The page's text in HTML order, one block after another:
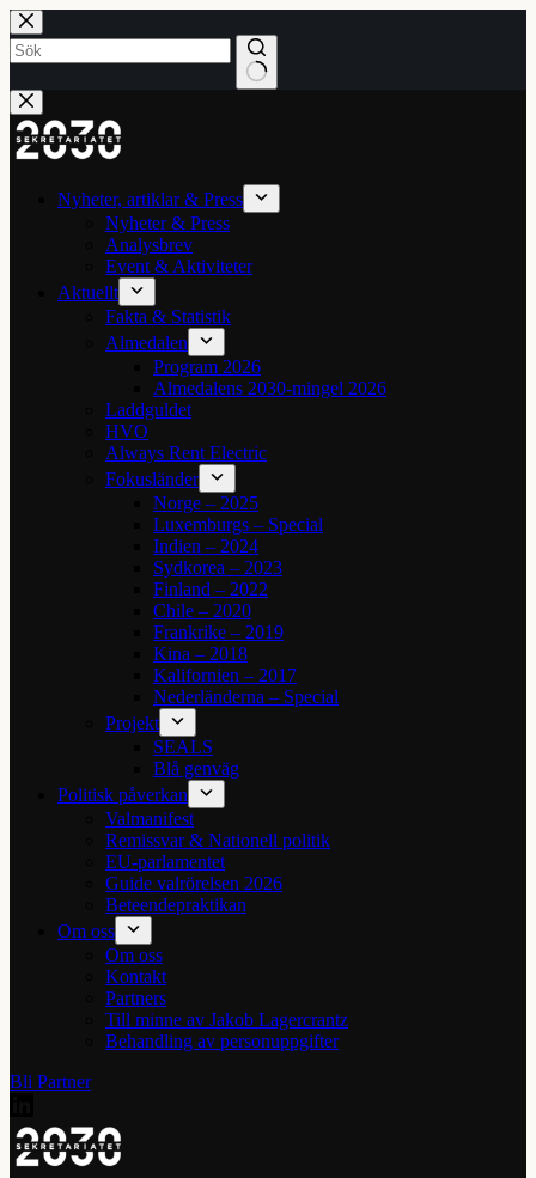
Hoppa
till
innehåll
Inga
resultat
Nyheter, artiklar & Press
Nyheter & Press
Analysbrev
Event & Aktiviteter
Aktuellt
Fakta & Statistik
Almedalen
Program 2026
Almedalens 2030-mingel 2026
Laddguldet
HVO
Always Rent Electric
Fokusländer
Norge – 2025
Luxemburgs – Special
Indien – 2024
Sydkorea – 2023
Finland – 2022
Chile – 2020
Frankrike – 2019
Kina – 2018
Kalifornien – 2017
Nederländerna – Special
Projekt
SEALS
Blå genväg
Politisk påverkan
Valmanifest
Remissvar & Nationell politik
EU-parlamentet
Guide valrörelsen 2026
Beteendepraktikan
Om oss
Om oss
Kontakt
Partners
Till minne av Jakob Lagercrantz
Behandling av personuppgifter
Bli Partner